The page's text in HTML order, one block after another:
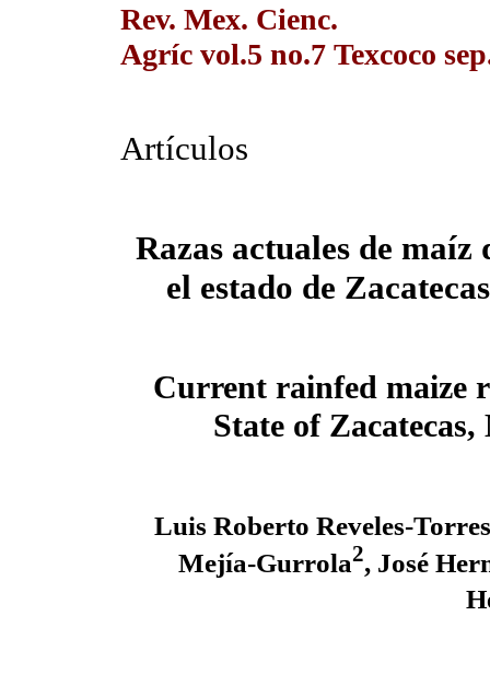
Rev. Mex. Cienc.
Agríc vol.5 no.7 Texcoco
Artículos
Razas actuales de maíz
el estado de
Current rainfed maize
State of Zacatecas,
Luis Roberto Reveles-Torres
Mejía-Gurrola2, José